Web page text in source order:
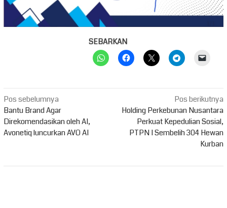
SEBARKAN
Navigasi
pos
Pos sebelumnya
Bantu Brand Agar
Direkomendasikan oleh AI,
Avonetiq luncurkan AVO AI
Pos berikutnya
Holding Perkebunan Nusantara
Perkuat Kepedulian Sosial,
PTPN I Sembelih 304 Hewan
Kurban